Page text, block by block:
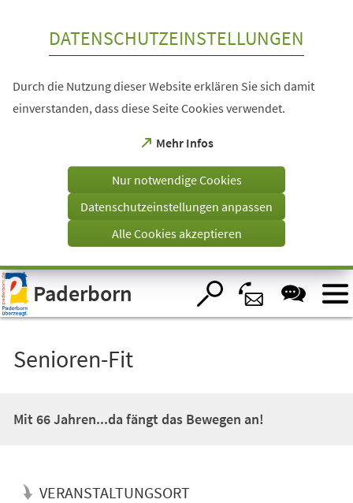
Visuelle
Assistenzsoftware
öffnen.
DATENSCHUTZEINSTELLUNGEN
Durch die Nutzung dieser Website erklären Sie sich damit
einverstanden, dass diese Seite Cookies verwendet.
Mehr Infos
(Öffnet
einem
Tab)
Nur notwendige Cookies
Datenschutzeinstellungen anpassen
Alle Cookies akzeptieren
Paderborn
Senioren-Fit
Mit 66 Jahren...da fängt das Bewegen an!
VERANSTALTUNGSORT